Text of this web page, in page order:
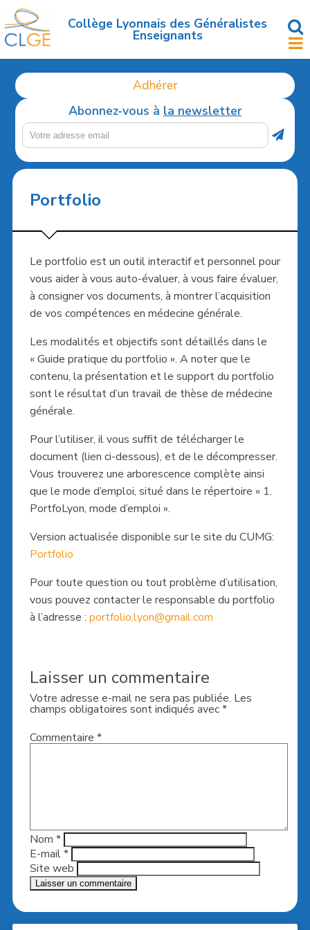
Accéder
au
contenu
Collège Lyonnais des Généralistes
Enseignants
Adhérer
Abonnez-vous à la newsletter
Portfolio
Le portfolio est un outil interactif et personnel pour
vous aider à vous auto-évaluer, à vous faire évaluer,
à consigner vos documents, à montrer l’acquisition
de vos compétences en médecine générale.
Les modalités et objectifs sont détaillés dans le
« Guide pratique du portfolio ». A noter que le
contenu, la présentation et le support du portfolio
sont le résultat d’un travail de thèse de médecine
générale.
Pour l’utiliser, il vous suffit de télécharger le
document (lien ci-dessous), et de le décompresser.
Vous trouverez une arborescence complète ainsi
que le mode d’emploi, situé dans le répertoire « 1.
PortfoLyon, mode d’emploi ».
Version actualisée disponible sur le site du CUMG:
Portfolio
Pour toute question ou tout problème d’utilisation,
vous pouvez contacter le responsable du portfolio
à l’adresse : portfolio.lyon@gmail.com
Laisser un commentaire
Votre adresse e-mail ne sera pas publiée. Les
champs obligatoires sont indiqués avec*
Commentaire *
Nom *
E-mail*
Site web